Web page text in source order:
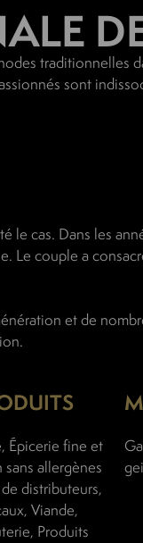
traditionnelles
sont
le cas. Dans les
Le couple a
et de
Épicerie fine et
allergènes
distributeurs,
Viande,
Produits